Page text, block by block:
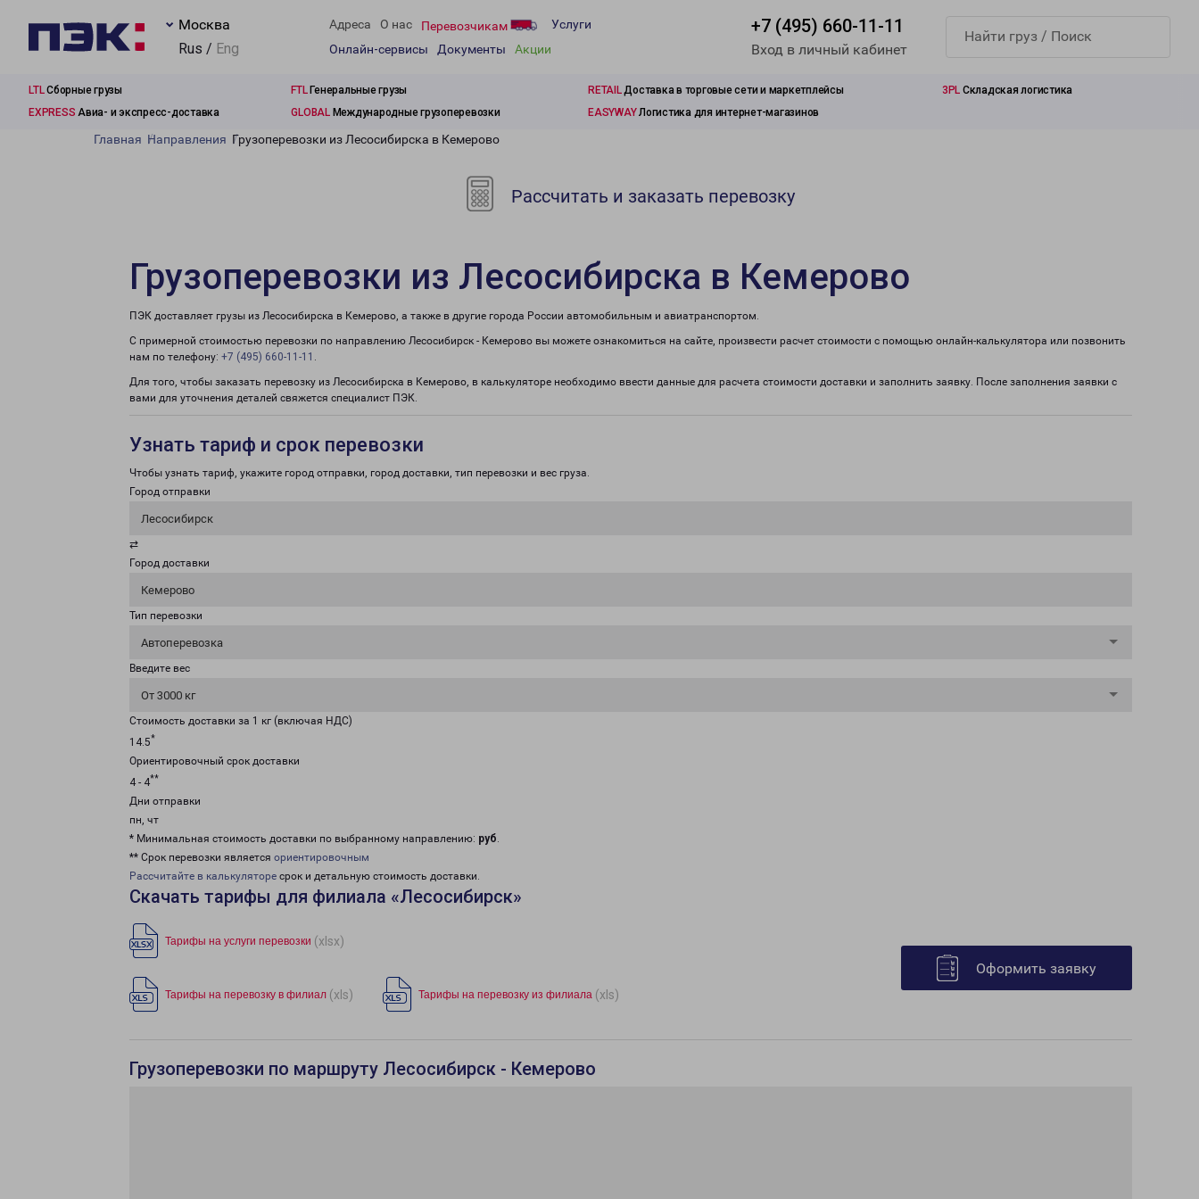
Москва
Rus / Eng
Адреса О нас Перевозчикам
Услуги
Онлайн-сервисы
Документы Акции
+7 (495) 660-11-11
Вход в личный кабинет
LTLСборные грузы FTLГенеральные грузы RETAILДоставка в торговые сети и маркетплейсы 3PL Складская логистика
EXPRESS Авиа- и экспресс-доставка GLOBALМеждународные грузоперевозки EASYWAYЛогистика для интернет-магазинов
Главная Направления Грузоперевозки из Лесосибирска в Кемерово
Рассчитать и заказать перевозку
Грузоперевозки из Лесосибирска в Кемерово
ПЭК доставляет грузы из Лесосибирска в Кемерово, а также в другие города России автомобильным и авиатранспортом.
С примерной стоимостью перевозки по направлению Лесосибирск - Кемерово вы можете ознакомиться на сайте, произвести расчет стоимости с помощью онлайн-калькулятора или позвонить
нам по телефону: +7 (495) 660-11-11 .
Для того, чтобы заказать перевозку из Лесосибирска в Кемерово, в калькуляторе необходимо ввести данные для расчета стоимости доставки и заполнить заявку. После заполнения заявки с
вами для уточнения деталей свяжется специалист ПЭК.
Узнать тариф и срок перевозки
Чтобы узнать тариф, укажите город отправки, город доставки, тип перевозки и вес груза.
Город отправки
Лесосибирск
⇄
Город доставки
Кемерово
Тип перевозки
Автоперевозка
Введите вес
От 3000 кг
Стоимость доставки за 1 кг (включая НДС)
14.5*
Ориентировочный срок доставки
4 - 4**
Дни отправки
пн, чт
* Минимальная стоимость доставки по выбранному направлению: руб.
** Срок перевозки является ориентировочным
Рассчитайте в калькуляторе срок и детальную стоимость доставки.
Скачать тарифы для филиала «Лесосибирск»
Тарифы на услуги перевозки (xlsx)
Тарифы на перевозку в филиал (xls) Тарифы на перевозку из филиала (xls)
Оформить заявку
Грузоперевозки по маршруту Лесосибирск - Кемерово